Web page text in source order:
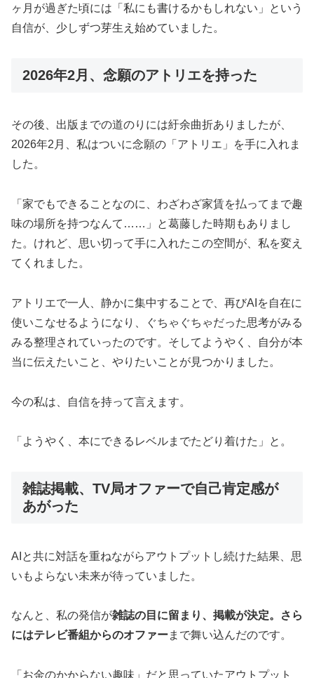
ヶ月が過ぎた頃には「私にも書けるかもしれない」という
自信が、少しずつ芽生え始めていました。
2026年2月、念願のアトリエを持った
その後、出版までの道のりには紆余曲折ありましたが、
2026年2月、私はついに念願の「アトリエ」を手に入れま
した。
「家でもできることなのに、わざわざ家賃を払ってまで趣
味の場所を持つなんて……」と葛藤した時期もありまし
た。けれど、思い切って手に入れたこの空間が、私を変え
てくれました。
アトリエで一人、静かに集中することで、再びAIを自在に
使いこなせるようになり、ぐちゃぐちゃだった思考がみる
みる整理されていったのです。そしてようやく、自分が本
当に伝えたいこと、やりたいことが見つかりました。
今の私は、自信を持って言えます。
「ようやく、本にできるレベルまでたどり着けた」と。
雑誌掲載、TV局オファーで自己肯定感が
あがった
AIと共に対話を重ねながらアウトプットし続けた結果、思
いもよらない未来が待っていました。
なんと、私の発信が雑誌の目に留まり、掲載が決定。さら
にはテレビ番組からのオファーまで舞い込んだのです。
「お金のかからない趣味」だと思っていたアウトプット